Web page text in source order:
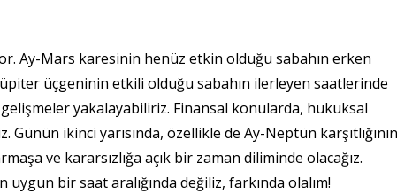
Ay-Mars karesinin henüz etkin olduğu sabahın erken
üçgeninin etkili olduğu sabahın ilerleyen saatlerinde
yakalayabiliriz. Finansal konularda, hukuksal
ikinci yarısında, özellikle de Ay-Neptün karşıtlığının
ve kararsızlığa açık bir zaman diliminde olacağız.
bir saat aralığında değiliz, farkında olalım!